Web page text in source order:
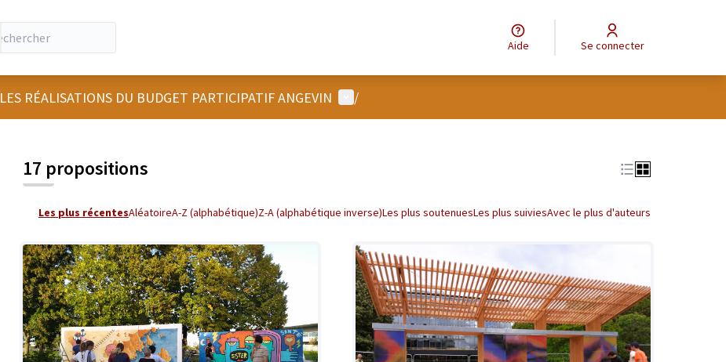
Aide Se connecter
LES RÉALISATIONS DU BUDGET PARTICIPATIF ANGEVIN Menu utilisateur
/
17 propositions
Les plus récentesAléatoireA-Z (alphabétique)Z-A (alphabétique inverse)Les plus soutenuesLes plus suiviesAvec le plus d'auteurs